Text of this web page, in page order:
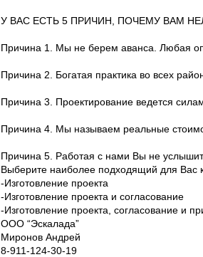
У ВАС ЕСТЬ 5 ПРИЧИН, ПОЧЕМУ ВАМ
Причина 1. Мы не берем аванса. Любая
Причина 2. Богатая практика во всех
Причина 3. Проектирование ведется
Причина 4. Мы называем реальные
Причина 5. Работая с нами Вы не
Выберите наиболее подходящий для Вас
-Изготовление проекта
-Изготовление проекта и согласование
-Изготовление проекта, согласование и
ООО “Эскалада”
Миронов Андрей
8-911-124-30-19